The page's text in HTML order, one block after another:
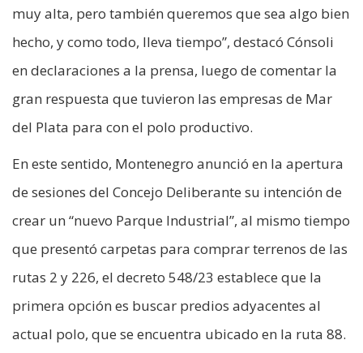
muy alta, pero también queremos que sea algo bien
hecho, y como todo, lleva tiempo”, destacó Cónsoli
en declaraciones a la prensa, luego de comentar la
gran respuesta que tuvieron las empresas de Mar
del Plata para con el polo productivo.
En este sentido, Montenegro anunció en la apertura
de sesiones del Concejo Deliberante su intención de
crear un “nuevo Parque Industrial”, al mismo tiempo
que presentó carpetas para comprar terrenos de las
rutas 2 y 226, el decreto 548/23 establece que la
primera opción es buscar predios adyacentes al
actual polo, que se encuentra ubicado en la ruta 88.